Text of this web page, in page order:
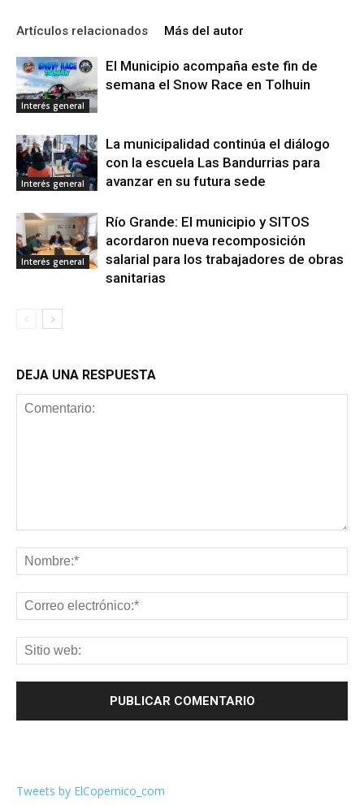
Artículos relacionados Más del autor
Interés general
El Municipio acompaña este fin de
semana el Snow Race en Tolhuin
Interés general
La municipalidad continúa el diálogo
con la escuela Las Bandurrias para
avanzar en su futura sede
Interés general
Río Grande: El municipio y SITOS
acordaron nueva recomposición
salarial para los trabajadores de obras
sanitarias
DEJA UNA RESPUESTA
Tweets by ElCopernico_com